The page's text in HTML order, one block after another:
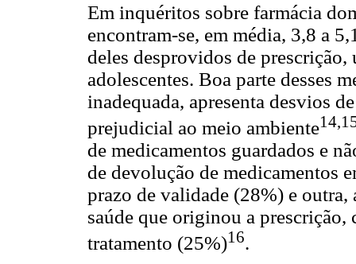
Em inquéritos sobre farmácia
encontram-se, em média, 3,8 a
deles desprovidos de
adolescentes. Boa parte desses
inadequada, apresenta desvios
prejudicial ao meio ambiente
de medicamentos guardados e
de devolução de medicamentos
prazo de validade (28%) e outra,
saúde que originou a prescrição,
tratamento (25%)16.